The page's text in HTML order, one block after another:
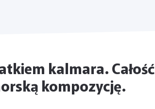
kalmara. Całość
kompozycję.